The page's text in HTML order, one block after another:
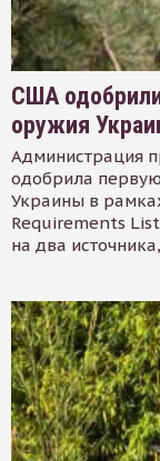
США
оружия
Администрация
одобрила
Украины в
Requirements
на два